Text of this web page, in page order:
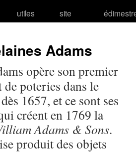
utiles
site
Adams
opère son premier
de poteries dans le
1657, et ce sont ses
créent en 1769 la
Adams & Sons.
produit des objets